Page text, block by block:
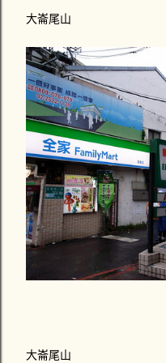
大崙尾山
大崙尾山